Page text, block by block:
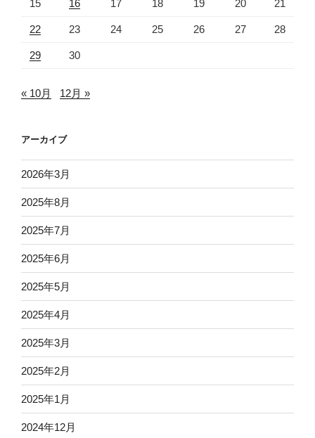
15 16 17 18 19 20 21
22 23 24 25 26 27 28
29 30
« 10月 12月 »
アーカイブ
2026年3月
2025年8月
2025年7月
2025年6月
2025年5月
2025年4月
2025年3月
2025年2月
2025年1月
2024年12月